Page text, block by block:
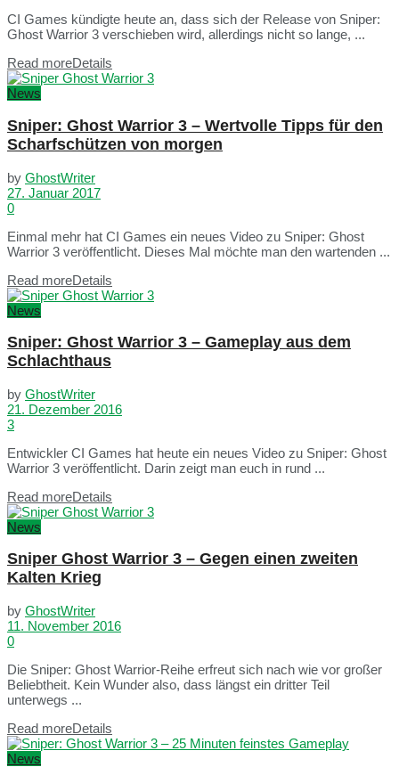
CI Games kündigte heute an, dass sich der Release von Sniper:
Ghost Warrior 3 verschieben wird, allerdings nicht so lange, ...
Read moreDetails
News
Sniper: Ghost Warrior 3 – Wertvolle Tipps für den
Scharfschützen von morgen
by GhostWriter
27. Januar 2017
0
Einmal mehr hat CI Games ein neues Video zu Sniper: Ghost
Warrior 3 veröffentlicht. Dieses Mal möchte man den wartenden ...
Read moreDetails
News
Sniper: Ghost Warrior 3 – Gameplay aus dem
Schlachthaus
by GhostWriter
21. Dezember 2016
3
Entwickler CI Games hat heute ein neues Video zu Sniper: Ghost
Warrior 3 veröffentlicht. Darin zeigt man euch in rund ...
Read moreDetails
News
Sniper Ghost Warrior 3 – Gegen einen zweiten
Kalten Krieg
by GhostWriter
11. November 2016
0
Die Sniper: Ghost Warrior-Reihe erfreut sich nach wie vor großer
Beliebtheit. Kein Wunder also, dass längst ein dritter Teil
unterwegs ...
Read moreDetails
News